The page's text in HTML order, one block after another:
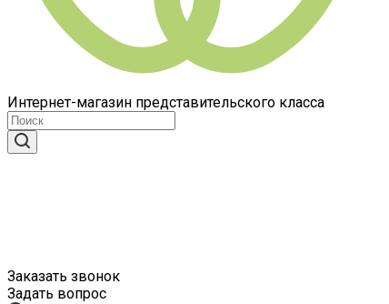
Интернет-магазин представительского класса
Заказать звонок
Задать вопрос